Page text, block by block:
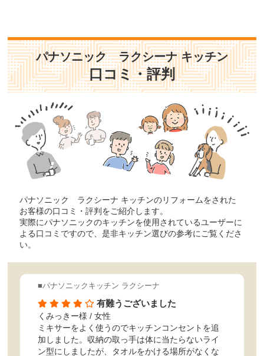
パナソニック ラクシーナ キッチン
口コミ・評判
パナソニック ラクシーナ キッチンのリフォームをされた
お客様の口コミ・評判をご紹介します。
実際にパナソニックのキッチンを使用されているユーザーに
よる口コミですので、是非キッチン選びの参考にご覧くださ
い。
■パナソニックキッチン ラクシーナ
有難うございました
くみっきー様 / 女性
ミキサーをよく使うのでキッチンコンセントを追
加しました。収納の取っ手は体に当たらないライ
ン型にしましたが、タオルをかける場所がなくな